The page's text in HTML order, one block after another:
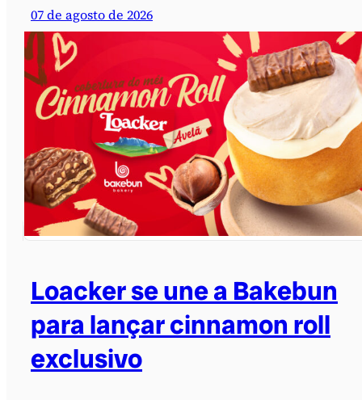
07 de agosto de 2026
Loacker se une a Bakebun
para lançar cinnamon roll
exclusivo